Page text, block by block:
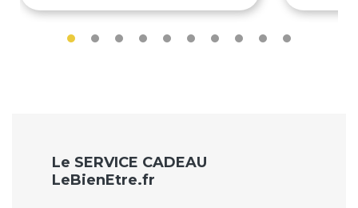
Le SERVICE CADEAU
LeBienEtre.fr